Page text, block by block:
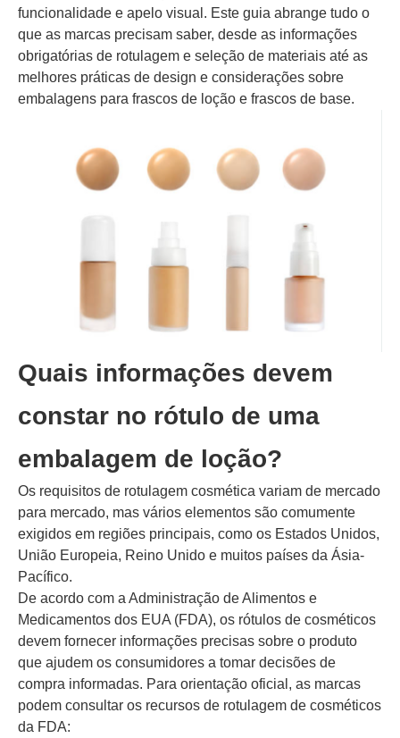
funcionalidade e apelo visual. Este guia abrange tudo o
que as marcas precisam saber, desde as informações
obrigatórias de rotulagem e seleção de materiais até as
melhores práticas de design e considerações sobre
embalagens para frascos de loção e frascos de base.
Quais informações devem
constar no rótulo de uma
embalagem de loção?
Os requisitos de rotulagem cosmética variam de mercado
para mercado, mas vários elementos são comumente
exigidos em regiões principais, como os Estados Unidos,
União Europeia, Reino Unido e muitos países da Ásia-
Pacífico.
De acordo com a Administração de Alimentos e
Medicamentos dos EUA (FDA), os rótulos de cosméticos
devem fornecer informações precisas sobre o produto
que ajudem os consumidores a tomar decisões de
compra informadas. Para orientação oficial, as marcas
podem consultar os recursos de rotulagem de cosméticos
da FDA: